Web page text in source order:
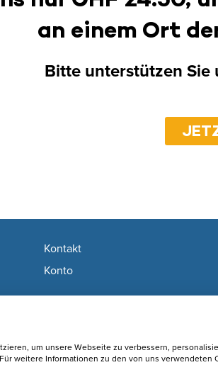
an einem Ort
Bitte unterstützen
Kontakt
Konto
um unsere Webseite zu verbessern,
weitere Informationen zu den von uns verwendeten